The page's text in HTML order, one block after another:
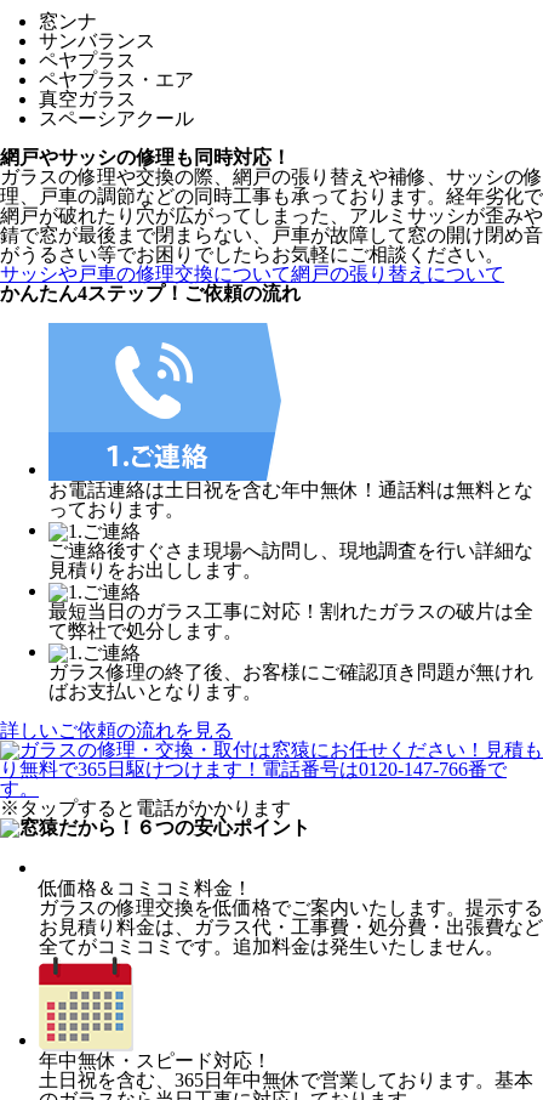
窓ンナ
サンバランス
ペヤプラス
ペヤプラス・エア
真空ガラス
スペーシアクール
網戸やサッシの修理も同時対応！
ガラスの修理や交換の際、網戸の張り替えや補修、サッシの修
理、戸車の調節などの同時工事も承っております。経年劣化で
網戸が破れたり穴が広がってしまった、アルミサッシが歪みや
錆で窓が最後まで閉まらない、戸車が故障して窓の開け閉め音
がうるさい等でお困りでしたらお気軽にご相談ください。
サッシや戸車の修理交換について網戸の張り替えについて
かんたん4ステップ！ ご依頼の流れ
お電話連絡は土日祝を含む年中無休！通話料は無料とな
っております。
ご連絡後すぐさま現場へ訪問し、現地調査を行い詳細な
見積りをお出しします。
最短当日のガラス工事に対応！割れたガラスの破片は全
て弊社で処分します。
ガラス修理の終了後、お客様にご確認頂き問題が無けれ
ばお支払いとなります。
詳しいご依頼の流れを見る
※タップすると電話がかかります
低価格＆コミコミ料金！
ガラスの修理交換を低価格でご案内いたします。提示する
お見積り料金は、ガラス代・工事費・処分費・出張費など
全てがコミコミです。追加料金は発生いたしません。
年中無休・スピード対応！
土日祝を含む、365日年中無休で営業しております。基本